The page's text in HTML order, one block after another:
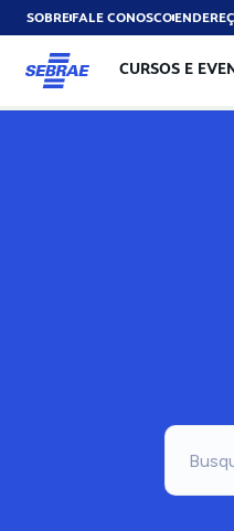
SOBREFALE CONOSCO
CURSOS E